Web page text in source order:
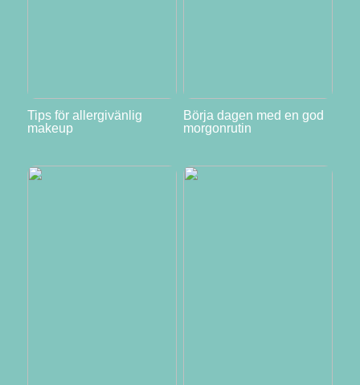
Tips för allergivänlig
makeup
Börja dagen med en god
morgonrutin